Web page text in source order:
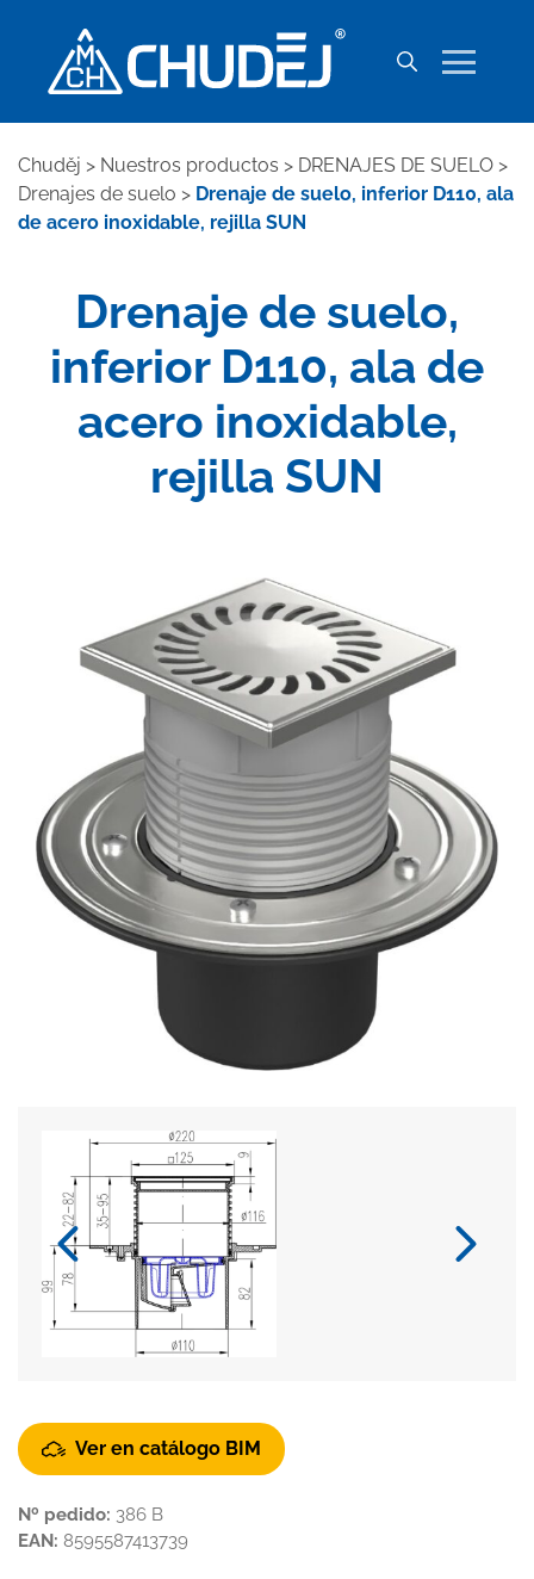
Chuděj > Nuestros productos > DRENAJES DE SUELO >
Drenajes de suelo > Drenaje de suelo, inferior D110, ala
de acero inoxidable, rejilla SUN
Drenaje de suelo,
inferior D110, ala de
acero inoxidable,
rejilla SUN
Ver en catálogo BIM
Nº pedido: 386 B
EAN: 8595587413739